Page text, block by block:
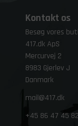
Kontakt os
Besøg vores
417.dk ApS
Mercurvej 2
8983 Gjerlev J
Danmark
mail@417.dk
+45 86 47 45 82